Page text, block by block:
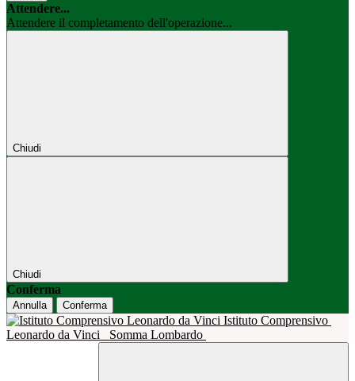
Attendere...
Attendere il completamento dell'operazione...
Chiudi
Chiudi
Conferma
Annulla Conferma
Istituto Comprensivo
Leonardo da Vinci
Somma Lombardo